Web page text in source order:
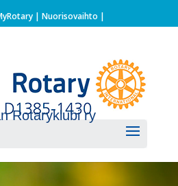
| Nuorisovaihto |
Rotaryklubi ry